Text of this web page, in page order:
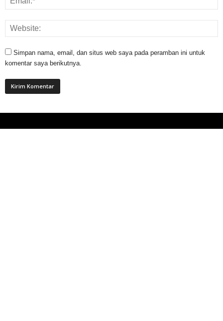
Simpan nama, email, dan situs web saya pada peramban ini untuk
komentar saya berikutnya.